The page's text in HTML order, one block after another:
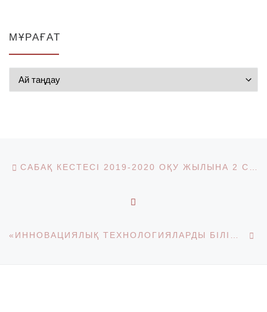
МҰРАҒАТ
Post navigation